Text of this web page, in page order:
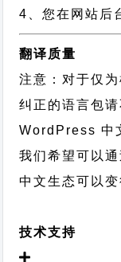
4、您在网站后
翻译质量
注意：对于仅
纠正的语言包
WordPress 中
我们希望可以
中文生态可以变
技术支持